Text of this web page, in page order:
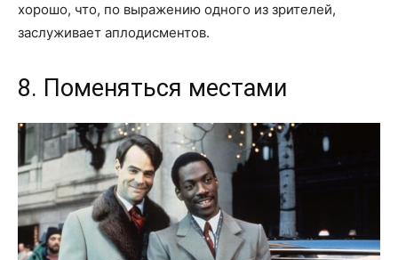
хорошо, что, по выражению одного из зрителей,
заслуживает аплодисментов.
8. Поменяться местами